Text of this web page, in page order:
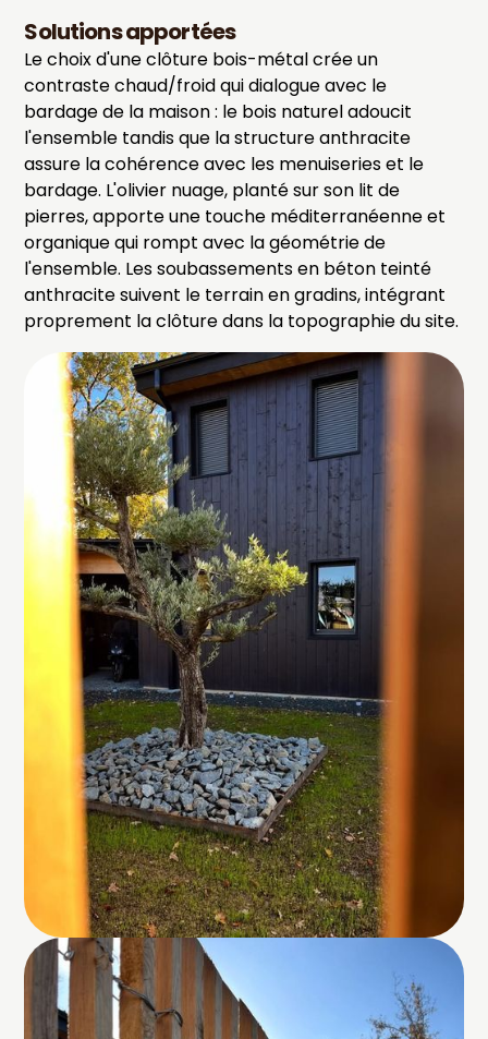
Solutions apportées
Le choix d'une clôture bois-métal crée un
contraste chaud/froid qui dialogue avec le
bardage de la maison : le bois naturel adoucit
l'ensemble tandis que la structure anthracite
assure la cohérence avec les menuiseries et le
bardage. L'olivier nuage, planté sur son lit de
pierres, apporte une touche méditerranéenne et
organique qui rompt avec la géométrie de
l'ensemble. Les soubassements en béton teinté
anthracite suivent le terrain en gradins, intégrant
proprement la clôture dans la topographie du site.